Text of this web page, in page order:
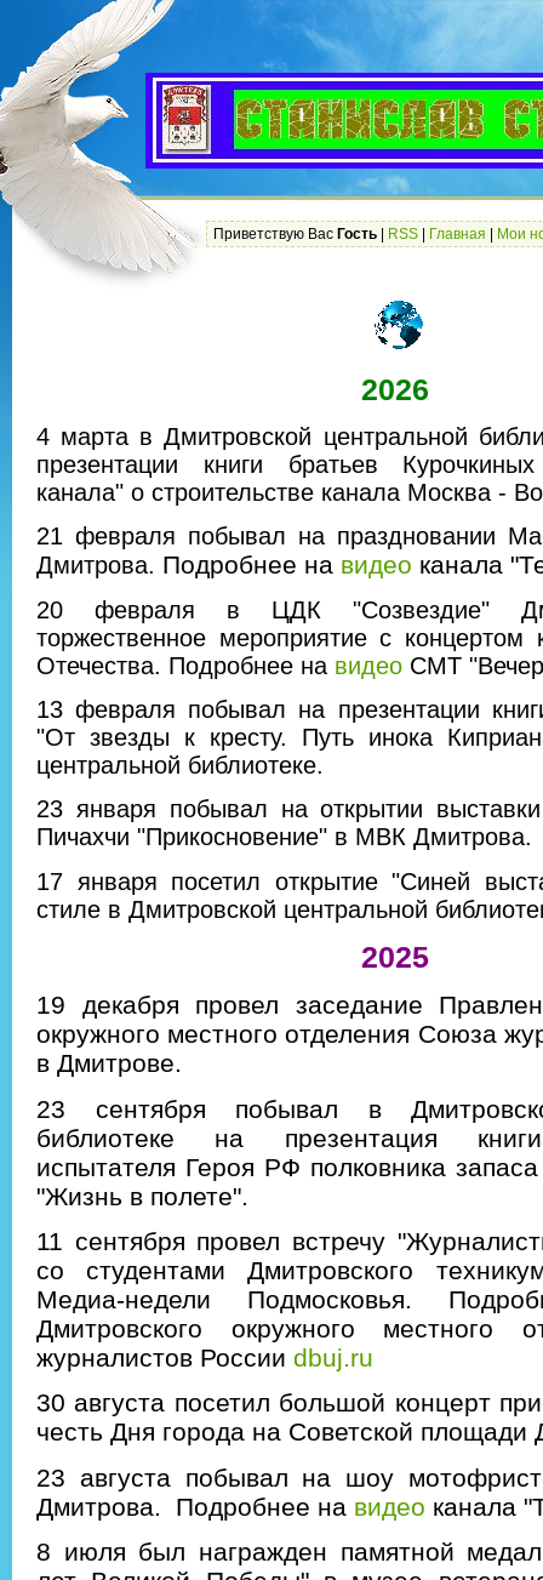
Приветствую Вас Гость RSS Главная Мои
2026
4 марта в Дмитровской центральной
презентации книги братьев
канала" о строительстве канала Москва -
21 февраля побывал на праздновании
Дмитрова. Подробнее на видео канала
20 февраля в ЦДК "Созвездие"
торжественное мероприятие с
Отечества. Подробнее на видео СМТ
13 февраля побывал на презентации
"От звезды к кресту. Путь инока
центральной библиотеке.
23 января побывал на открытии
Пичахчи "Прикосновение" в МВК Дмитрова.
17 января посетил открытие "Синей
стиле в Дмитровской центральной
2025
19 декабря провел заседание
окружного местного отделения Союза
в Дмитрове.
23 сентября побывал в
библиотеке на презентация
испытателя Героя РФ полковника
"Жизнь в полете".
11 сентября провел встречу
со студентами Дмитровского
Медиа-недели Подмосковья.
Дмитровского окружного местного
журналистов России dbuj.ru
30 августа посетил большой концерт
честь Дня города на Советской
23 августа побывал на шоу
Дмитрова. Подробнее на видео канала
8 июля был награжден памятной